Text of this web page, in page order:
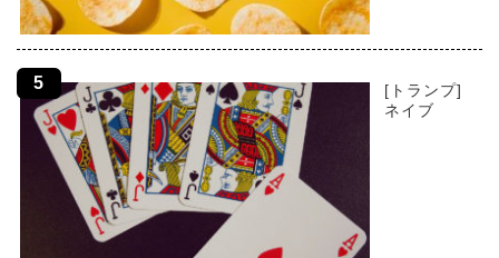
[トランプ]
ネイブ